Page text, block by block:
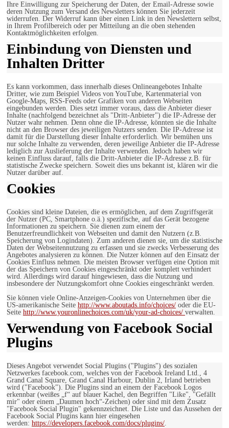
Ihre Einwilligung zur Speicherung der Daten, der Email-Adresse sowie
deren Nutzung zum Versand des Newsletters können Sie jederzeit
widerrufen. Der Widerruf kann über einen Link in den Newslettern selbst,
in Ihrem Profilbereich oder per Mitteilung an die oben stehenden
Kontaktmöglichkeiten erfolgen.
Einbindung von Diensten und
Inhalten Dritter
Es kann vorkommen, dass innerhalb dieses Onlineangebotes Inhalte
Dritter, wie zum Beispiel Videos von YouTube, Kartenmaterial von
Google-Maps, RSS-Feeds oder Grafiken von anderen Webseiten
eingebunden werden. Dies setzt immer voraus, dass die Anbieter dieser
Inhalte (nachfolgend bezeichnet als "Dritt-Anbieter") die IP-Adresse der
Nutzer wahr nehmen. Denn ohne die IP-Adresse, könnten sie die Inhalte
nicht an den Browser des jeweiligen Nutzers senden. Die IP-Adresse ist
damit für die Darstellung dieser Inhalte erforderlich. Wir bemühen uns
nur solche Inhalte zu verwenden, deren jeweilige Anbieter die IP-Adresse
lediglich zur Auslieferung der Inhalte verwenden. Jedoch haben wir
keinen Einfluss darauf, falls die Dritt-Anbieter die IP-Adresse z.B. für
statistische Zwecke speichern. Soweit dies uns bekannt ist, klären wir die
Nutzer darüber auf.
Cookies
Cookies sind kleine Dateien, die es ermöglichen, auf dem Zugriffsgerät
der Nutzer (PC, Smartphone o.ä.) spezifische, auf das Gerät bezogene
Informationen zu speichern. Sie dienen zum einem der
Benutzerfreundlichkeit von Webseiten und damit den Nutzern (z.B.
Speicherung von Logindaten). Zum anderen dienen sie, um die statistische
Daten der Webseitennutzung zu erfassen und sie zwecks Verbesserung des
Angebotes analysieren zu können. Die Nutzer können auf den Einsatz der
Cookies Einfluss nehmen. Die meisten Browser verfügen eine Option mit
der das Speichern von Cookies eingeschränkt oder komplett verhindert
wird. Allerdings wird darauf hingewiesen, dass die Nutzung und
insbesondere der Nutzungskomfort ohne Cookies eingeschränkt werden.
Sie können viele Online-Anzeigen-Cookies von Unternehmen über die
US-amerikanische Seite http://www.aboutads.info/choices/ oder die EU-
Seite http://www.youronlinechoices.com/uk/your-ad-choices/ verwalten.
Verwendung von Facebook Social
Plugins
Dieses Angebot verwendet Social Plugins ("Plugins") des sozialen
Netzwerkes facebook.com, welches von der Facebook Ireland Ltd., 4
Grand Canal Square, Grand Canal Harbour, Dublin 2, Irland betrieben
wird ("Facebook"). Die Plugins sind an einem der Facebook Logos
erkennbar (weißes „f“ auf blauer Kachel, den Begriffen "Like", "Gefällt
mir" oder einem „Daumen hoch“-Zeichen) oder sind mit dem Zusatz
"Facebook Social Plugin" gekennzeichnet. Die Liste und das Aussehen der
Facebook Social Plugins kann hier eingesehen
werden: https://developers.facebook.com/docs/plugins/.